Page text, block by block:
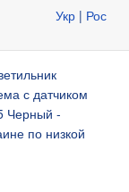
Укр | Рос